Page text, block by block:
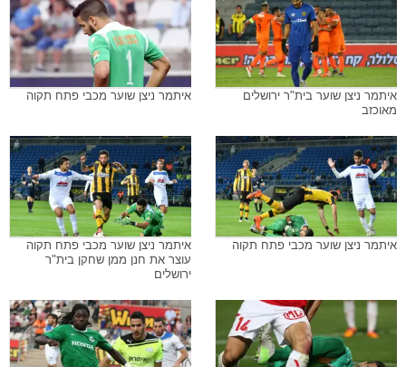
איתמר ניצן שוער בית"ר ירושלים
מאוכזב
איתמר ניצן שוער מכבי פתח תקוה
איתמר ניצן שוער מכבי פתח תקוה
איתמר ניצן שוער מכבי פתח תקוה
עוצר את חנן ממן שחקן בית"ר
ירושלים